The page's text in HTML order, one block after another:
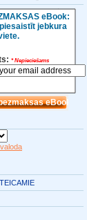
eBook:
jebkura
*Nepieciešams